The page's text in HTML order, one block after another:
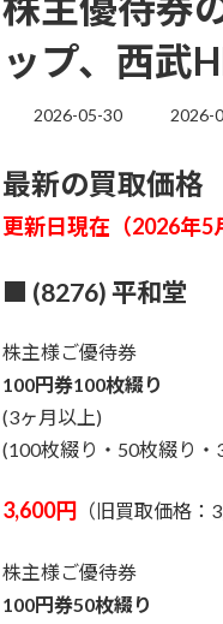
ップ、西武
2026-05-30
最
新
時
2026-
最新の買取価格
更新日現在（2026年5
■ (8276) 平和堂
株主様ご優待券
100円券100枚綴り
(3ヶ月以上)
(100枚綴り・50枚綴り
3,600円 （旧買取価格：
株主様ご優待券
100円券50枚綴り